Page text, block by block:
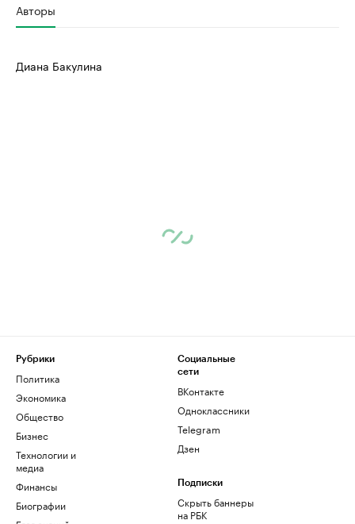
Авторы
Диана Бакулина
Рубрики
Политика
Экономика
Общество
Бизнес
Технологии и
медиа
Финансы
Биографии
Социальные
сети
ВКонтакте
Одноклассники
Telegram
Дзен
Подписки
Скрыть баннеры
на РБК